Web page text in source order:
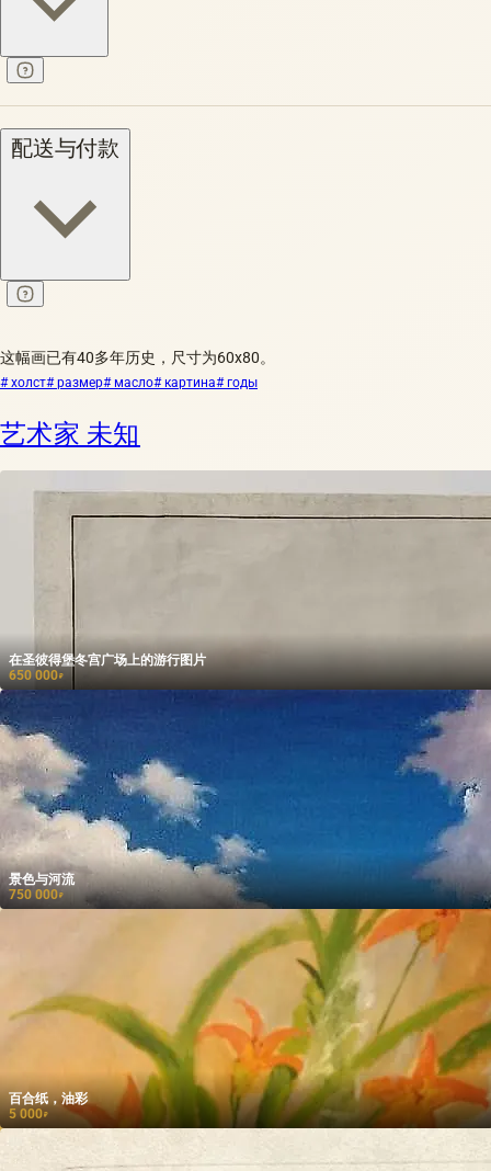
配送与付款
这幅画已有40多年历史，尺寸为60x80。
# холст# размер# масло# картина# годы
艺术家 未知
在圣彼得堡冬宫广场上的游行图片
650 000₽
景色与河流
750 000₽
百合纸，油彩
5 000₽